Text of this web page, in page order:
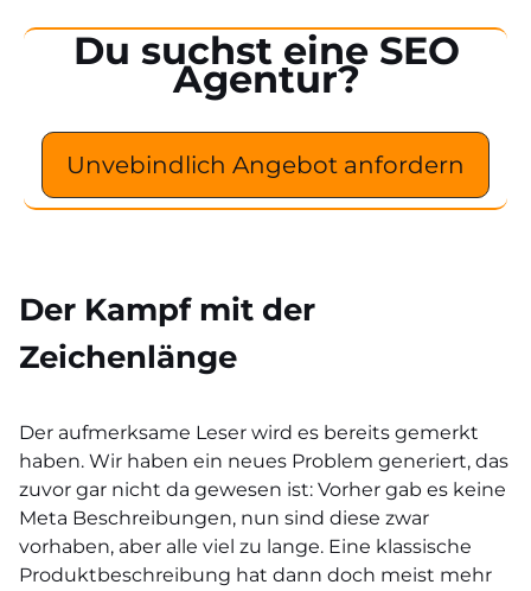
Du suchst eine SEO
Agentur?
Unvebindlich Angebot anfordern
Der Kampf mit der
Zeichenlänge
Der aufmerksame Leser wird es bereits gemerkt
haben. Wir haben ein neues Problem generiert, das
zuvor gar nicht da gewesen ist: Vorher gab es keine
Meta Beschreibungen, nun sind diese zwar
vorhaben, aber alle viel zu lange. Eine klassische
Produktbeschreibung hat dann doch meist mehr